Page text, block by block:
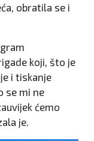
obratila se i
koji, što je
i tiskanje
se mi ne
ćemo
je.